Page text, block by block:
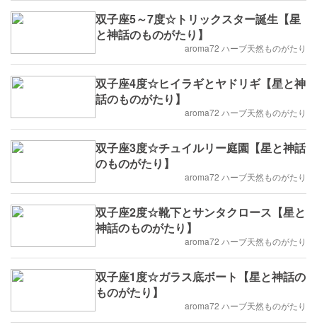
双子座5～7度☆トリックスター誕生【星
と神話のものがたり】
aroma72 ハーブ天然ものがたり
双子座4度☆ヒイラギとヤドリギ【星と神
話のものがたり】
aroma72 ハーブ天然ものがたり
双子座3度☆チュイルリー庭園【星と神話
のものがたり】
aroma72 ハーブ天然ものがたり
双子座2度☆靴下とサンタクロース【星と
神話のものがたり】
aroma72 ハーブ天然ものがたり
双子座1度☆ガラス底ボート【星と神話の
ものがたり】
aroma72 ハーブ天然ものがたり